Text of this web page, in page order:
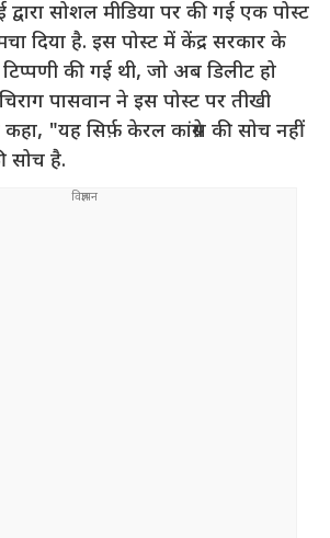
द्वारा सोशल मीडिया पर की गई एक पोस्ट
दिया है. इस पोस्ट में केंद्र सरकार के
की गई थी, जो अब डिलीट हो
पासवान ने इस पोस्ट पर तीखी
कहा, "यह सिर्फ़ केरल कांग्रेस की सोच नहीं
सोच है.